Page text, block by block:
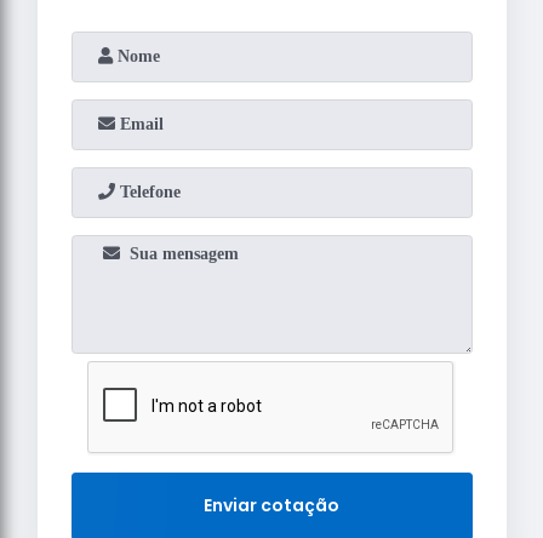
Enviar cotação